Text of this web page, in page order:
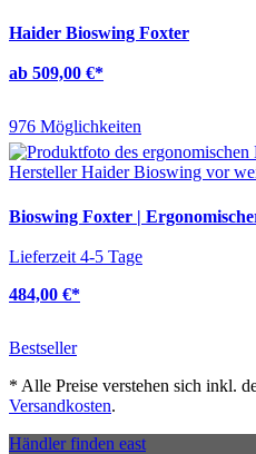
Haider Bioswing Foxter
ab 509,00 €*
976 Möglichkeiten
Bioswing Foxter |
Lieferzeit 4-5 Tage
484,00 €*
Bestseller
* Alle Preise verstehen sich inkl.
Versandkosten.
Händler finden east